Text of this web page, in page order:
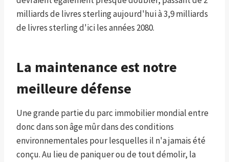
milliards de livres sterling aujourd'hui à 3,9 milliards
de livres sterling d'ici les années 2080.
La maintenance est notre
meilleure défense
Une grande partie du parc immobilier mondial entre
donc dans son âge mûr dans des conditions
environnementales pour lesquelles il n'a jamais été
conçu. Au lieu de paniquer ou de tout démolir, la